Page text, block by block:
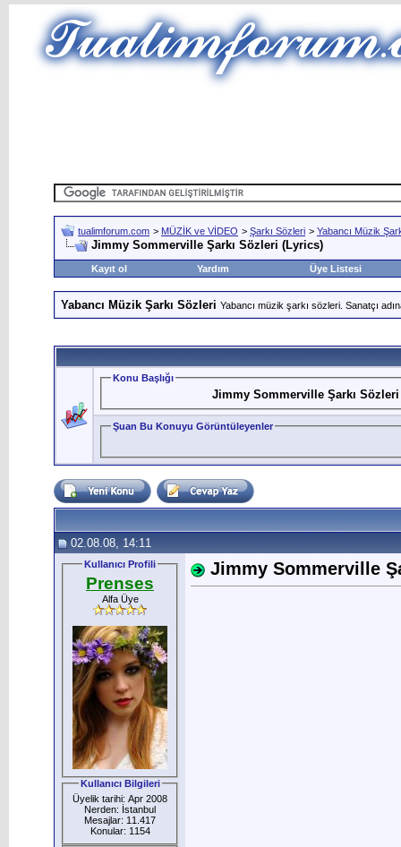
tualimforum.com > MÜZİK ve VİDEO > Şarkı Sözleri > Yabancı Müzik
Jimmy Sommerville Şarkı Sözleri (Lyrics)
Kayıt ol Yardım Üye Listesi
Yabancı Müzik Şarkı Sözleri Yabancı müzik şarkı sözleri. Sanatçı
Konu Başlığı
Jimmy Sommerville Şarkı
Şuan Bu Konuyu Görüntüleyenler
02.08.08, 14:11
Kullanıcı Profili
Prenses
Alfa Üye
Kullanıcı Bilgileri
Üyelik tarihi: Apr 2008
Nerden: İstanbul
Mesajlar: 11.417
Konular: 1154
Jimmy Sommerville